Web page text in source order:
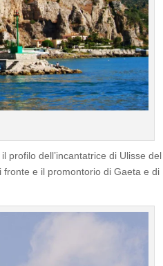
profilo dell’incantatrice di Ulisse del
fronte e il promontorio di Gaeta e di